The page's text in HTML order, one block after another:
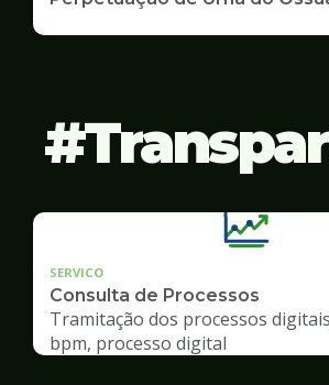
SERVICO
Consulta de Processos
Tramitação dos processos
bpm, processo digital